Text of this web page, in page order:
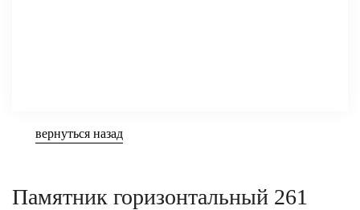
вернуться назад
Памятник горизонтальный 261